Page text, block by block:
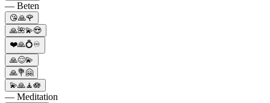
— Beten
😘🙏🌹
🙏🌺💫😍
❤️🙏💍♾️
🙏😌💫
🙏💐🤗
💫🙏🧘🪷
— Meditation